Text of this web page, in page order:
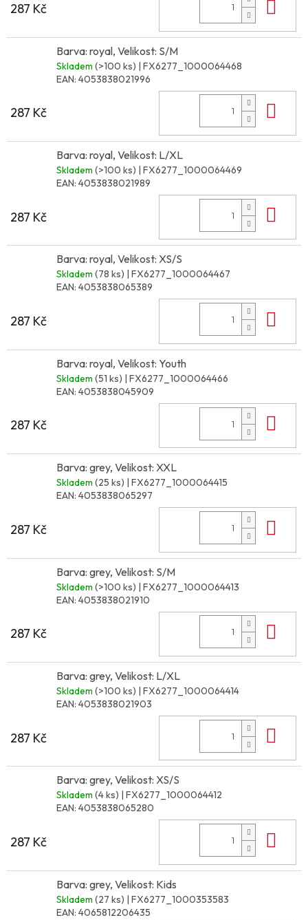
287 Kč
Barva: royal, Velikost: S/M
Skladem (>100 ks) | FX6277_1000064468
EAN: 4053838021996
287 Kč
Barva: royal, Velikost: L/XL
Skladem (>100 ks) | FX6277_1000064469
EAN: 4053838021989
287 Kč
Barva: royal, Velikost: XS/S
Skladem (78 ks) | FX6277_1000064467
EAN: 4053838065389
287 Kč
Barva: royal, Velikost: Youth
Skladem (51 ks) | FX6277_1000064466
EAN: 4053838045909
287 Kč
Barva: grey, Velikost: XXL
Skladem (25 ks) | FX6277_1000064415
EAN: 4053838065297
287 Kč
Barva: grey, Velikost: S/M
Skladem (>100 ks) | FX6277_1000064413
EAN: 4053838021910
287 Kč
Barva: grey, Velikost: L/XL
Skladem (>100 ks) | FX6277_1000064414
EAN: 4053838021903
287 Kč
Barva: grey, Velikost: XS/S
Skladem (4 ks) | FX6277_1000064412
EAN: 4053838065280
287 Kč
Barva: grey, Velikost: Kids
Skladem (27 ks) | FX6277_1000353583
EAN: 4065812206435